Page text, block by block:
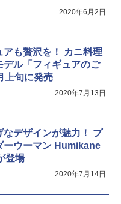
2020年6月2日
アも贅沢を！ カニ料理
デル「フィギュアのご
上旬に発売
2020年7月13日
なデザインが魅力！ プ
ーウーマン Humikane
登場
2020年7月14日